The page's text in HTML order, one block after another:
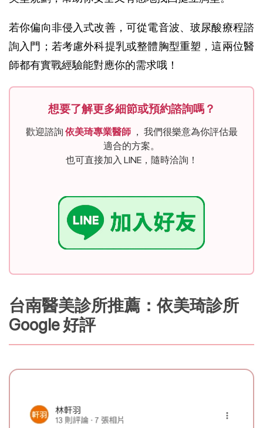
若你偏向非侵入式改善，可從電音波、玻尿酸療程諮
詢入門；若考慮外科提乳或整體胸型重塑，這兩位醫
師都有實戰經驗能對應你的需求哦！
想要了解更多細節或預約諮詢嗎？
歡迎諮詢 依美琦專業醫師 ， 我們很樂意為你評估最
適合的方案。
也可直接加入 LINE，隨時洽詢！
台南醫美診所推薦：依美琦診所
Google 好評